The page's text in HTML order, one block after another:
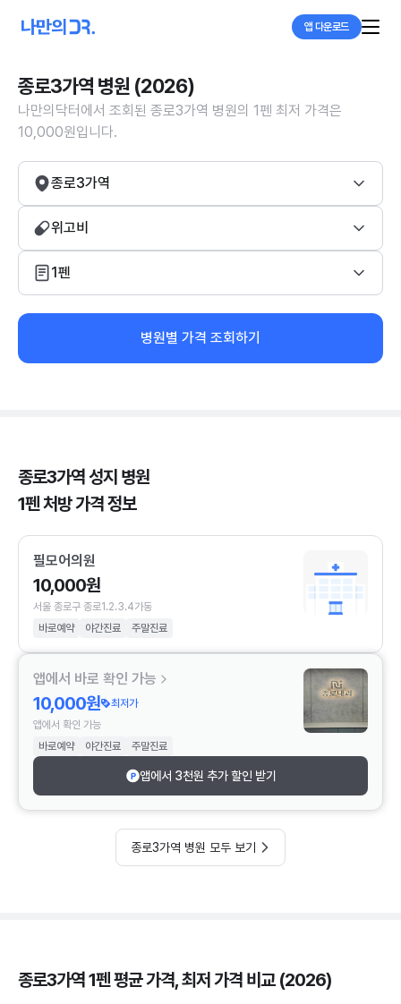
앱 다운로드
종로3가역 병원 (2026)
나만의닥터에서 조회된 종로3가역 병원의 1펜 최저 가격은
10,000원입니다.
종로3가역
위고비
1펜
병원별 가격 조회하기
종로3가역 성지 병원
1펜 처방 가격 정보
필모어의원
10,000원
서울 종로구 종로1.2.3.4가동
바로예약
야간진료 주말진료
앱에서 바로 확인 가능
10,000원
최저가
앱에서 확인 가능
바로예약
야간진료 주말진료
앱에서 3천원 추가 할인 받기
종로3가역 병원 모두 보기
종로3가역 1펜 평균 가격, 최저 가격 비교 (2026)